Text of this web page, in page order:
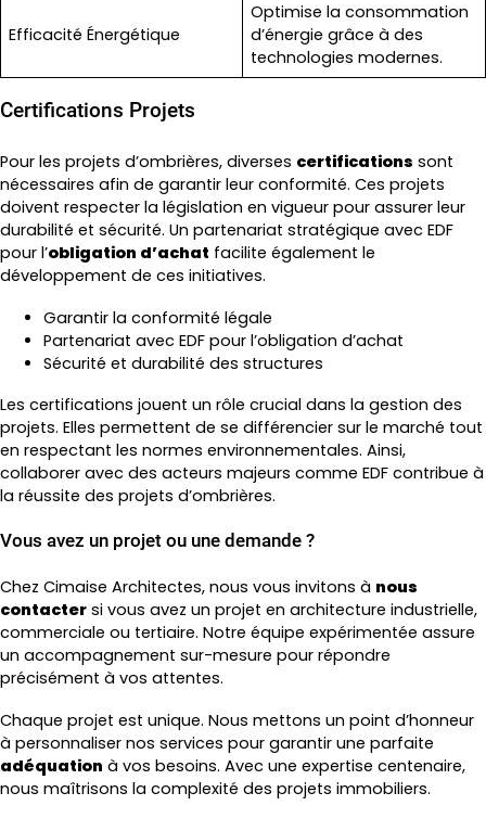
Efficacité Énergétique
Optimise la consommation
d’énergie grâce à des
technologies modernes.
Certifications Projets
Pour les projets d’ombrières, diverses certifications sont
nécessaires afin de garantir leur conformité. Ces projets
doivent respecter la législation en vigueur pour assurer leur
durabilité et sécurité. Un partenariat stratégique avec EDF
pour l’obligation d’achat facilite également le
développement de ces initiatives.
Garantir la conformité légale
Partenariat avec EDF pour l’obligation d’achat
Sécurité et durabilité des structures
Les certifications jouent un rôle crucial dans la gestion des
projets. Elles permettent de se différencier sur le marché tout
en respectant les normes environnementales. Ainsi,
collaborer avec des acteurs majeurs comme EDF contribue à
la réussite des projets d’ombrières.
Vous avez un projet ou une demande ?
Chez Cimaise Architectes, nous vous invitons à nous
contacter si vous avez un projet en architecture industrielle,
commerciale ou tertiaire. Notre équipe expérimentée assure
un accompagnement sur-mesure pour répondre
précisément à vos attentes.
Chaque projet est unique. Nous mettons un point d’honneur
à personnaliser nos services pour garantir une parfaite
adéquation à vos besoins. Avec une expertise centenaire,
nous maîtrisons la complexité des projets immobiliers.